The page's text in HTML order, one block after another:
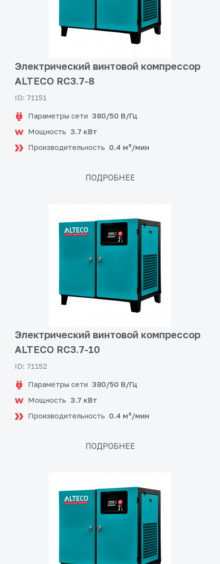
Электрический винтовой компрессор
ALTECO RC3.7-8
ID: 71151
Параметры сети 380/50 В/Гц
Мощность 3.7 кВт
Производительность 0.4 м³/мин
ПОДРОБНЕЕ
Электрический винтовой компрессор
ALTECO RC3.7-10
ID: 71152
Параметры сети 380/50 В/Гц
Мощность 3.7 кВт
Производительность 0.4 м³/мин
ПОДРОБНЕЕ